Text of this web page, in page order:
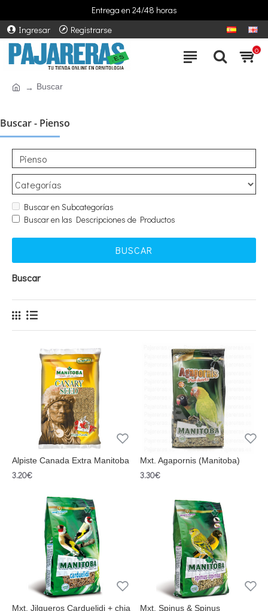
Entrega en 24/48 horas
Ingresar
Registrarse
0
Buscar
Buscar - Pienso
Buscar en Subcategorías
Buscar en las Descripciones de Productos
BUSCAR
Buscar
Alpiste Canada Extra Manitoba
3.20€
Mxt. Agapornis (Manitoba)
3.30€
Mxt. Jilgueros Carduelidi + chia
Mxt. Spinus & Spinus